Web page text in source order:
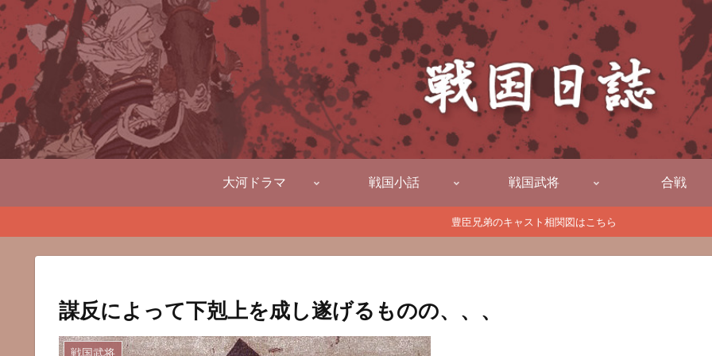
大河ドラマ 戦国小話 戦国武将 合戦
豊臣兄弟のキャスト相関図はこちら
謀反によって下剋上を成し遂げるものの、、、
戦国武将